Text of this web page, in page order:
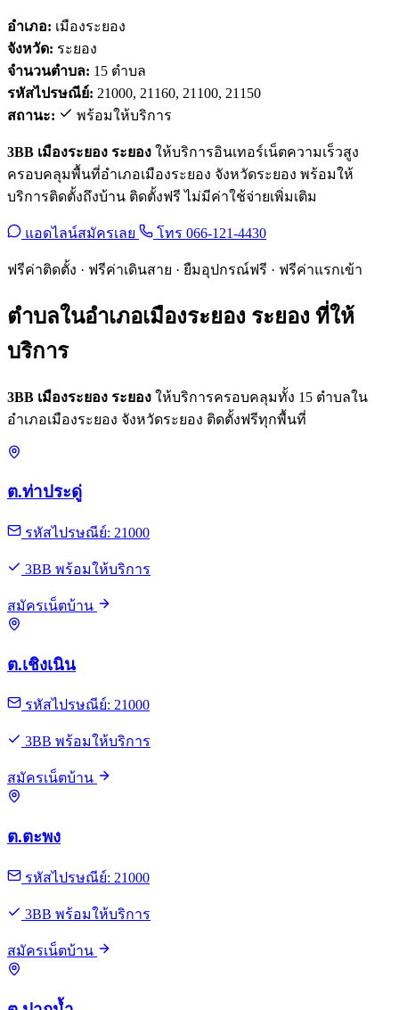
อำเภอ: เมืองระยอง
จังหวัด: ระยอง
จำนวนตำบล: 15 ตำบล
รหัสไปรษณีย์: 21000, 21160, 21100, 21150
สถานะ:
พร้อมให้บริการ
3BB เมืองระยอง ระยอง ให้บริการอินเทอร์เน็ตความเร็วสูง
ครอบคลุมพื้นที่อำเภอเมืองระยอง จังหวัดระยอง พร้อมให้
บริการติดตั้งถึงบ้าน ติดตั้งฟรี ไม่มีค่าใช้จ่ายเพิ่มเติม
แอดไลน์สมัครเลย โทร 066-121-4430
ฟรีค่าติดตั้ง · ฟรีค่าเดินสาย · ยืมอุปกรณ์ฟรี · ฟรีค่าแรกเข้า
ตำบลในอำเภอเมืองระยอง ระยอง ที่ให้
บริการ
3BB เมืองระยอง ระยอง ให้บริการครอบคลุมทั้ง 15 ตำบลใน
อำเภอเมืองระยอง จังหวัดระยอง ติดตั้งฟรีทุกพื้นที่
ต.ท่าประดู่
รหัสไปรษณีย์: 21000
3BB พร้อมให้บริการ
สมัครเน็ตบ้าน
ต.เชิงเนิน
รหัสไปรษณีย์: 21000
3BB พร้อมให้บริการ
สมัครเน็ตบ้าน
ต.ตะพง
รหัสไปรษณีย์: 21000
3BB พร้อมให้บริการ
สมัครเน็ตบ้าน